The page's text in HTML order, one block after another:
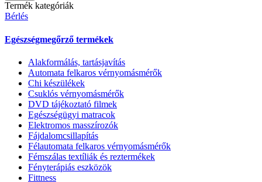
Termék kategóriák
Bérlés
Egészségmegőrző termékek
Alakformálás, tartásjavítás
Automata felkaros vérnyomásmérők
Chi készülékek
Csuklós vérnyomásmérők
DVD tájékoztató filmek
Egészségügyi matracok
Elektromos masszírozók
Fájdalomcsillapítás
Félautomata felkaros vérnyomásmérők
Fémszálas textíliák és reztermékek
Fényterápiás eszközök
Fittness